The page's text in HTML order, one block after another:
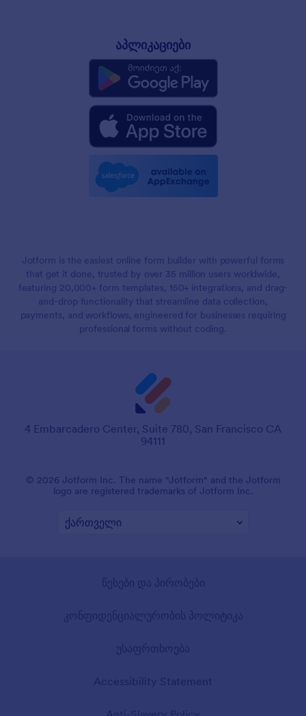
აპლიკაციები
Jotform is the easiest online form builder with powerful forms
that get it done, trusted by over 35 million users worldwide,
featuring 20,000+ form templates, 150+ integrations, and drag-
and-drop functionality that streamline data collection,
payments, and workflows, engineered for businesses requiring
professional forms without coding.
4 Embarcadero Center, Suite 780, San Francisco CA
94111
© 2026 Jotform Inc. The name "Jotform" and the Jotform
logo are registered trademarks of Jotform Inc.
წესები და პირობები
კონფიდენციალურობის პოლიტიკა
უსაფრთხოება
Accessibility Statement